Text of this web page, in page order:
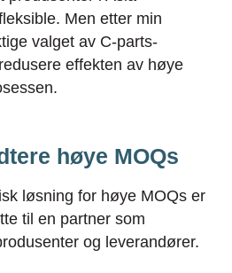
Men etter min
valget av C-parts-
effekten av høye
høye MOQs
løsning for høye MOQs er
til en partner som
og leverandører.